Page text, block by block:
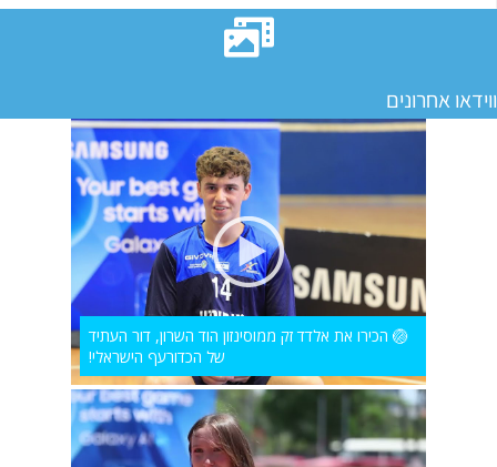
ווידאו אחרונים
🏐 הכירו את אלדד זק ממוסינזון הוד השרון, דור העתיד
של הכדורעף הישראלי!